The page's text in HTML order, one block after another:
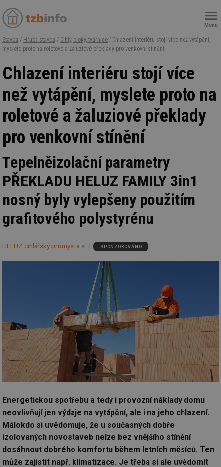
Menu
Stavba / Hrubá stavba / Cihly, bloky, tvárnice / Chlazení interiéru stojí více než vytápění,
myslete proto na roletové a žaluziové překlady pro venkovní stínění
Chlazení interiéru stojí více
než vytápění, myslete proto na
roletové a žaluziové překlady
pro venkovní stínění
Tepelněizolační parametry
PŘEKLADU HELUZ FAMILY 3in1
nosný byly vylepšeny použitím
grafitového polystyrénu
HELUZ cihlářský průmysl a.s. SPONZOROVÁNO
Energetickou spotřebu a tedy i provozní náklady domu
neovlivňují jen výdaje na vytápění, ale i na jeho chlazení.
Málokdo si uvědomuje, že u současných dobře
izolovaných novostaveb nelze bez vnějšího stínění
dosáhnout dobrého komfortu během letních měsíců. Ten
může zajistit např. klimatizace. Je třeba si ale uvědomit